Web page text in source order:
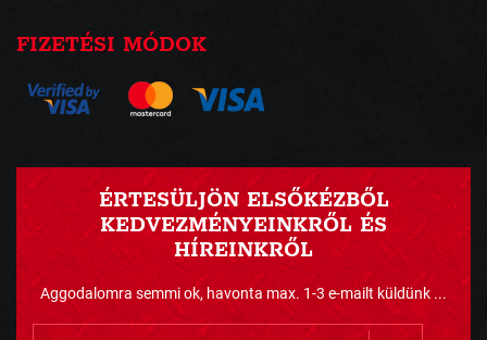
FIZETÉSI MÓDOK
ÉRTESÜLJÖN ELSŐKÉZBŐL
KEDVEZMÉNYEINKRŐL ÉS
HÍREINKRŐL
Aggodalomra semmi ok, havonta max. 1-3 e-mailt küldünk ...